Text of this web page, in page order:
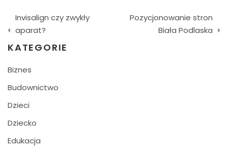
Nawigacja
wpisu
Invisalign czy zwykły
aparat?
Pozycjonowanie stron
Biała Podlaska
KATEGORIE
Biznes
Budownictwo
Dzieci
Dziecko
Edukacja